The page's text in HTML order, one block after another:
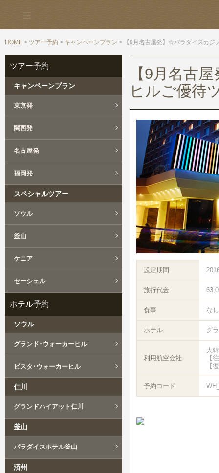
HOME > ツアー予約 > キャンペーンプラン > 【9月名古屋発】☆パラダイスカジ
【9月名古
ヒルご優待
設定期間
旅行代金
食事 なし
ホテル グ
利用航空会社
大
【
【
予約コード
ツアー予約
キャンペーンプラン
東京発
関西発
名古屋発
福岡発
スペシャルツアー
ソウル
釜山
ケニア
セーシェル
ホテル予約
ソウル
グランド･ウォーカーヒル
ビスタ･ウォーカーヒル
仁川
グランドハイアット仁川
釜山
パラダイスホテル釜山
済州